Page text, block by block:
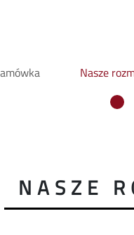
Nasze
NASZE